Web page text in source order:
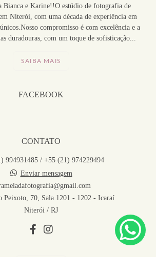
Bianca e Karine!!O estúdio de fotografia de
Niterói, com uma década de experiência em
compromisso é com excelência e a
duradouras, com um toque de sofisticação...
SAIBA MAIS
FACEBOOK
CONTATO
994931485 / +55 (21) 974229494
Enviar mensagem
Peixoto, 70, Sala 1201 - 1202 - Icaraí
Niterói / RJ